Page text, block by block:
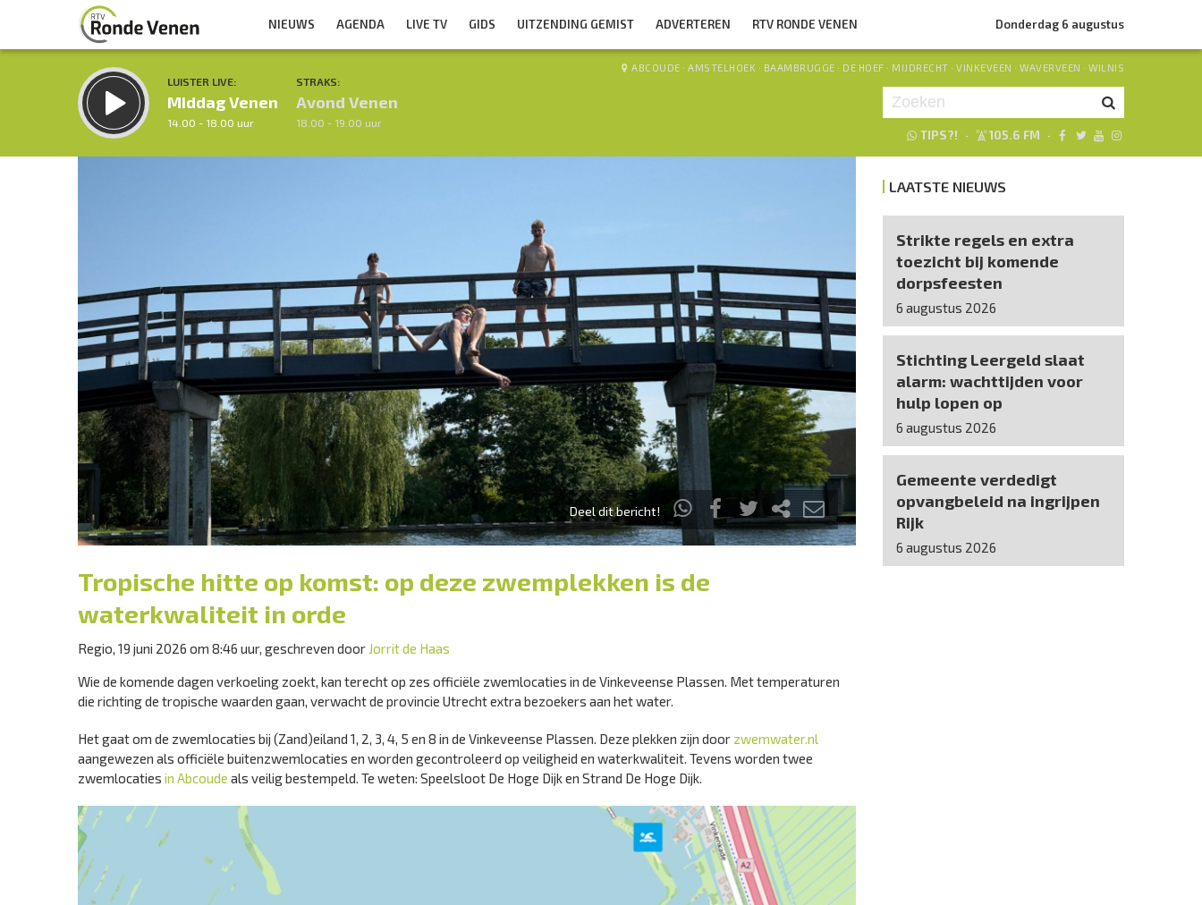
NIEUWS AGENDA LIVE TV GIDS UITZENDING GEMIST ADVERTEREN RTV RONDE VENEN Donderdag 6 augustus
LUISTER LIVE:
Middag Venen
14.00 - 18.00 uur
STRAKS:
Avond Venen
18.00 - 19.00 uur
ABCOUDE · AMSTELHOEK · BAAMBRUGGE · DE HOEF · MIJDRECHT · VINKEVEEN · WAVERVEEN · WILNIS
TIPS?! · 105.6 FM ·
Deel dit bericht!
Tropische hitte op komst: op deze zwemplekken is de
waterkwaliteit in orde
Regio, 19 juni 2026 om 8:46 uur, geschreven door Jorrit de Haas
Wie de komende dagen verkoeling zoekt, kan terecht op zes officiële zwemlocaties in de Vinkeveense Plassen. Met temperaturen
die richting de tropische waarden gaan, verwacht de provincie Utrecht extra bezoekers aan het water.
Het gaat om de zwemlocaties bij (Zand)eiland 1, 2, 3, 4, 5 en 8 in de Vinkeveense Plassen. Deze plekken zijn door zwemwater.nl
aangewezen als officiële buitenzwemlocaties en worden gecontroleerd op veiligheid en waterkwaliteit. Tevens worden twee
zwemlocaties in Abcoude als veilig bestempeld. Te weten: Speelsloot De Hoge Dijk en Strand De Hoge Dijk.
LAATSTE NIEUWS
Strikte regels en extra
toezicht bij komende
dorpsfeesten
6 augustus 2026
Stichting Leergeld slaat
alarm: wachttijden voor
hulp lopen op
6 augustus 2026
Gemeente verdedigt
opvangbeleid na ingrijpen
Rijk
6 augustus 2026